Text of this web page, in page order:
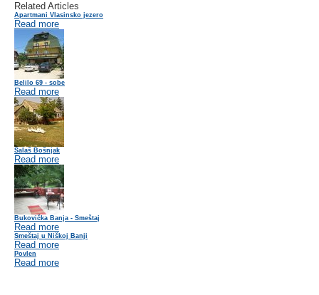
Related Articles
Apartmani Vlasinsko jezero
Read more
Belilo 69 - sobe
Read more
Salaš Bošnjak
Read more
Bukovička Banja - Smeštaj
Read more
Smeštaj u Niškoj Banji
Read more
Povlen
Read more